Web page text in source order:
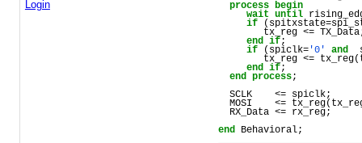
Login
process
begin
wait
until
if ( spitxstate=
tx_reg <= TX_Data
end
if;
if ( spiclk= '0' and
tx_reg <= tx_reg(
end
if;
end
process;
SCLK
    <=
spiclk;
MOSI
    <=
tx_reg(
RX_Data <= rx_reg;
end
Behavioral ;